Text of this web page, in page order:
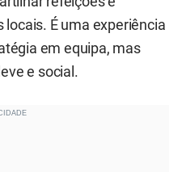
É uma experiência
em equipa, mas
e social.